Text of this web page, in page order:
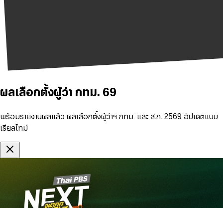
ผลเลือกตั้งผู้ว่า กทม. 69
พร้อมรายงานผลแล้ว ผลเลือกตั้งผู้ว่าฯ กทม. และ ส.ก. 2569 อัปเดตแบบ
เรียลไทม์